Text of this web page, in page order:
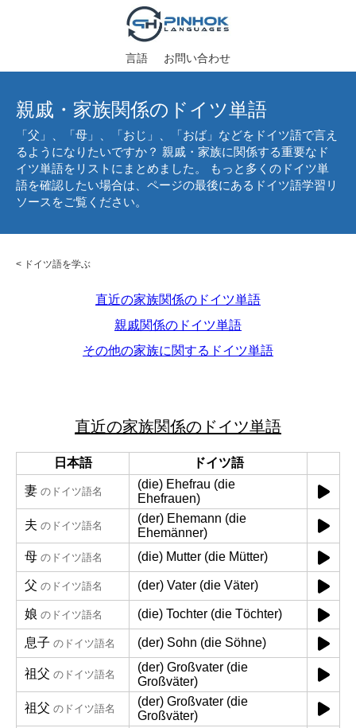
言語 お問い合わせ
親戚・家族関係のドイツ単語
「父」、「母」、「おじ」、「おば」などをドイツ語で言え
るようになりたいですか？ 親戚・家族に関係する重要なド
イツ単語をリストにまとめました。 もっと多くのドイツ単
語を確認したい場合は、ページの最後にあるドイツ語学習リ
ソースをご覧ください。
< ドイツ語を学ぶ
直近の家族関係のドイツ単語
親戚関係のドイツ単語
その他の家族に関するドイツ単語
直近の家族関係のドイツ単語
日本語 ドイツ語
妻 のドイツ語名
(die) Ehefrau (die
Ehefrauen)
夫 のドイツ語名
(der) Ehemann (die
Ehemänner)
母 のドイツ語名 (die) Mutter (die Mütter)
父 のドイツ語名 (der) Vater (die Väter)
娘 のドイツ語名 (die) Tochter (die Töchter)
息子 のドイツ語名 (der) Sohn (die Söhne)
祖父 のドイツ語名
(der) Großvater (die
Großväter)
祖父 のドイツ語名
(der) Großvater (die
Großväter)